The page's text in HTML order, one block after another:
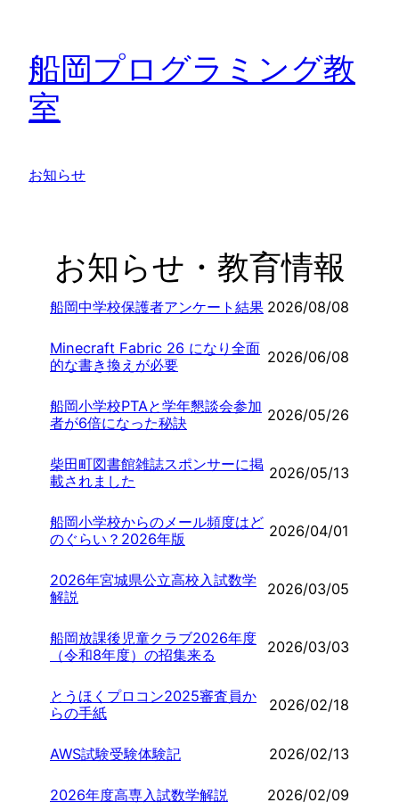
船岡プログラミング教
室
お知らせ
お知らせ・教育情報
船岡中学校保護者アンケート結果 2026/08/08
Minecraft Fabric 26 になり全面
的な書き換えが必要
2026/06/08
船岡小学校PTAと学年懇談会参加
者が6倍になった秘訣
2026/05/26
柴田町図書館雑誌スポンサーに掲
載されました
2026/05/13
船岡小学校からのメール頻度はど
のぐらい？2026年版
2026/04/01
2026年宮城県公立高校入試数学
解説
2026/03/05
船岡放課後児童クラブ2026年度
（令和8年度）の招集来る
2026/03/03
とうほくプロコン2025審査員か
らの手紙
2026/02/18
AWS試験受験体験記 2026/02/13
2026年度高専入試数学解説 2026/02/09